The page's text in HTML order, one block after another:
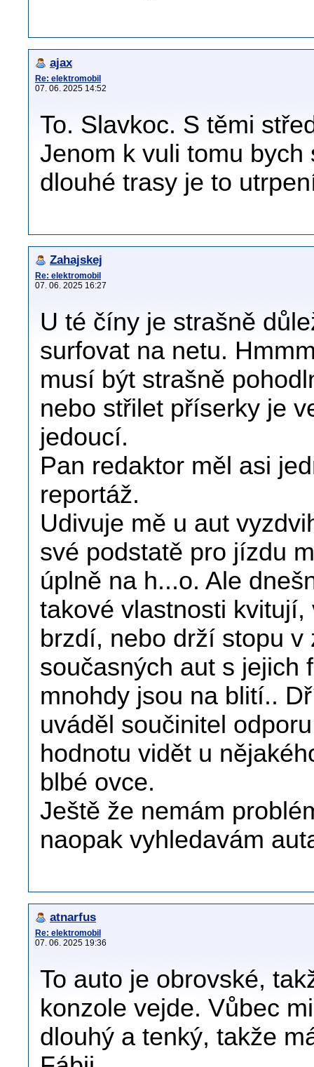
ajax
Re: elektromobil
07. 06. 2025 14:52
To. Slavkoc. S těmi
Jenom k vuli tomu
dlouhé trasy je to
Zahajskej
Re: elektromobil
07. 06. 2025 16:27
U té číny je strašně
surfovat na netu.
musí být strašně
nebo střilet příserky je
jedoucí.
Pan redaktor měl asi
reportáž.
Udivuje mě u aut
své podstatě pro jízdu
úplně na h...o. Ale
takové vlastnosti
brzdí, nebo drží stopu
současných aut s jejich
mnohdy jsou na blití..
uváděl součinitel
hodnotu vidět u
blbé ovce.
Ještě že nemám
naopak vyhledavám
atnarfus
Re: elektromobil
07. 06. 2025 19:36
To auto je obrovské,
konzole vejde. Vůbec
dlouhý a tenký, takže